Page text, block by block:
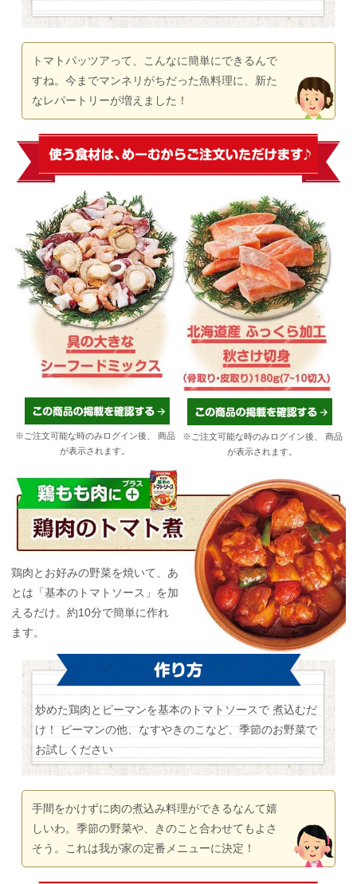
トマトパッツアって、こんなに簡単にできるんで
すね。今までマンネリがちだった魚料理に、新た
なレパートリーが増えました！
※ご注文可能な時のみログイン後、
商品
が表示されます。
※ご注文可能な時のみログイン後、
商品
が表示されます。
鶏肉とお好みの野菜を焼いて、あ
とは「基本のトマトソース」を加
えるだけ。約10分で簡単に作れ
ます。
炒めた鶏肉とピーマンを基本のトマトソースで 煮込むだ
け！
ピーマンの他、なすやきのこなど、季節のお野菜で
お試しください
手間をかけずに肉の煮込み料理ができるなんて嬉
しいわ。季節の野菜や、きのこと合わせてもよさ
そう。これは我が家の定番メニューに決定！